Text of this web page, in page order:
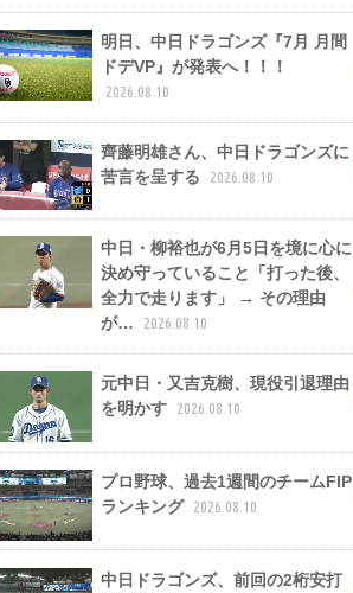
明日、中日ドラゴンズ『7月 月間
ドデVP』が発表へ！！！
2026.08.10
齊藤明雄さん、中日ドラゴンズに
苦言を呈する
2026.08.10
中日・柳裕也が6月5日を境に心に
決め守っていること「打った後、
全力で走ります」 → その理由
が…
2026.08.10
元中日・又吉克樹、現役引退理由
を明かす
2026.08.10
プロ野球、過去1週間のチームFIP
ランキング 2026.08.10
中日ドラゴンズ、前回の2桁安打